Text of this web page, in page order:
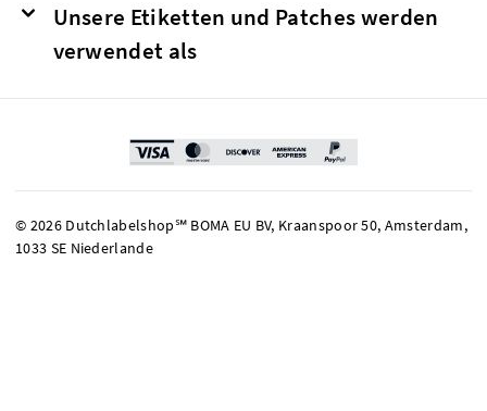
Unsere Etiketten und Patches werden
verwendet als
© 2026 Dutchlabelshop℠ BOMA EU BV, Kraanspoor 50, Amsterdam,
1033 SE Niederlande